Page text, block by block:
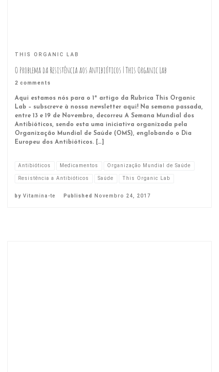
THIS ORGANIC LAB
O Problema da Resistência aos Antibióticos | This Organic Lab
2 comments
Aqui estamos nós para o 1º artigo da Rubrica This Organic
Lab – subscreve à nossa newsletter aqui! Na semana passada,
entre 13 e 19 de Novembro, decorreu A Semana Mundial dos
Antibióticos, sendo esta uma iniciativa organizada pela
Organização Mundial de Saúde (OMS), englobando o Dia
Europeu dos Antibióticos. […]
Antibióticos Medicamentos
Organização Mundial de Saúde
Resistência a Antibióticos
Saúde This Organic Lab
by Vitamina-te Published Novembro 24, 2017